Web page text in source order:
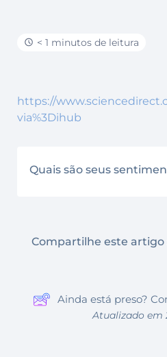
< 1 minutos de leitura
https://
via%3Dihub
Quais são seus
Compartilhe este artigo
Ainda está preso?
Atualizado em